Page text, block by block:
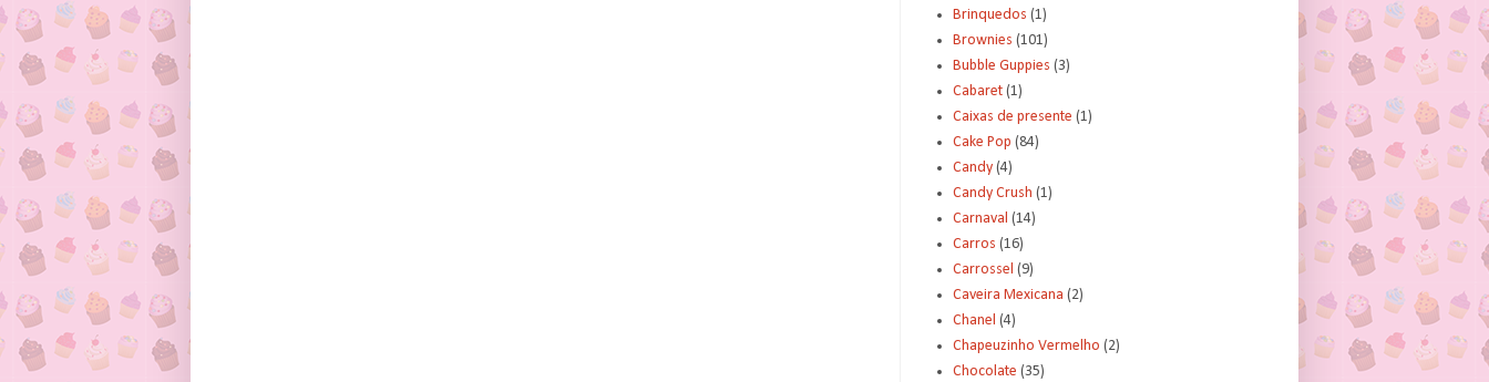
Brinquedos (1)
Brownies (101)
Bubble Guppies (3)
Cabaret (1)
Caixas de presente (1)
Cake Pop (84)
Candy (4)
Candy Crush (1)
Carnaval (14)
Carros (16)
Carrossel (9)
Caveira Mexicana (2)
Chanel (4)
Chapeuzinho Vermelho (2)
Chocolate (35)